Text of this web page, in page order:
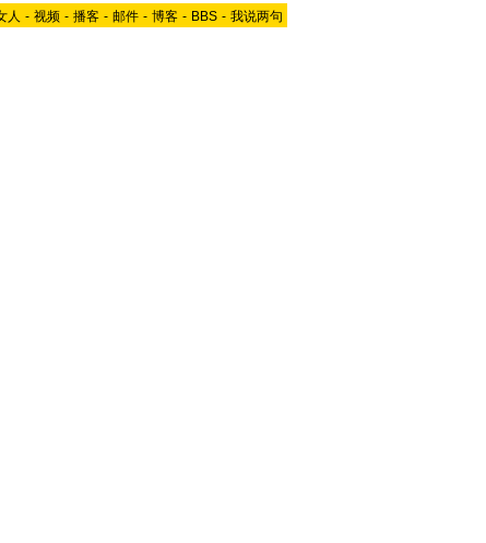
人 - 视频 - 播客 - 邮件 - 博客 - BBS - 我说两句